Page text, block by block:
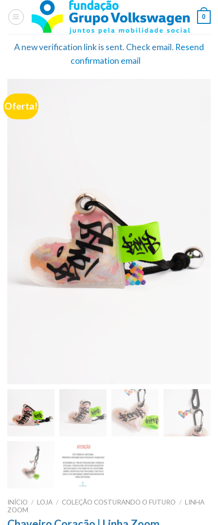
0
A new verification link is sent. Check email. Resend
confirmation email
Oferta!
INÍCIO / LOJA / COLEÇÃO COSTURANDO O FUTURO / LINHA
ZOOM